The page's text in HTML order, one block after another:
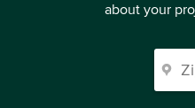
about your